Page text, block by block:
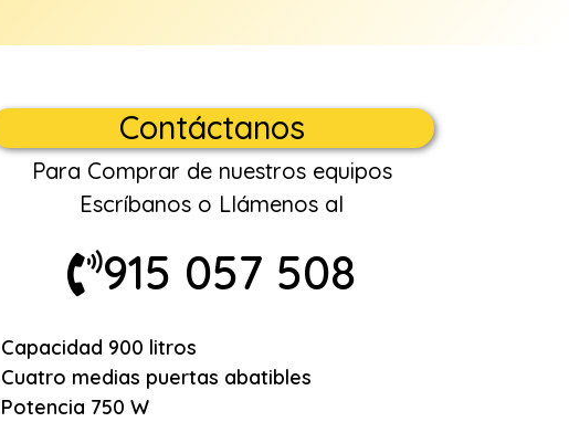
Contáctanos
Para Comprar de nuestros equipos
Escríbanos o Llámenos al
915 057 508
Capacidad 900 litros
Cuatro medias puertas abatibles
Potencia 750 W